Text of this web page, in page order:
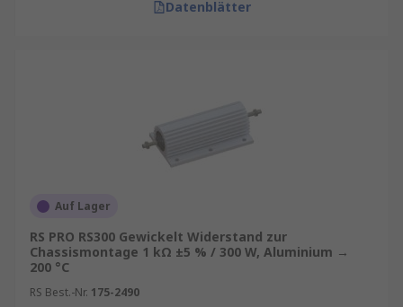
Datenblätter
Auf Lager
RS PRO RS300 Gewickelt Widerstand zur
Chassismontage 1 kΩ ±5 % / 300 W, Aluminium →
200 °C
RS Best.-Nr. 175-2490